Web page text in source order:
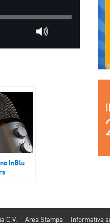
InBlu
C.V. Area Stampa Informativa